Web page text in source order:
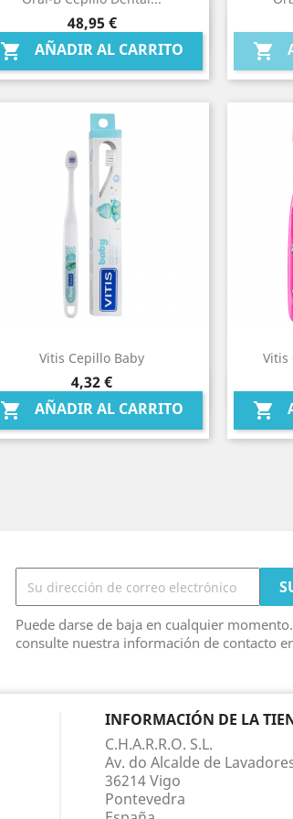
Precio
48,95 €
 AÑADIR AL CARRITO
Vista rápida

Vitis Cepillo Baby
Precio
4,32 €
 AÑADIR AL CARRITO
Vista rápida
Vitis

Puede darse de baja en cualquier
consulte nuestra información de contacto
INFORMACIÓN DE LA
C.H.A.R.R.O. S.L.
Av. do Alcalde de
36214 Vigo
Pontevedra